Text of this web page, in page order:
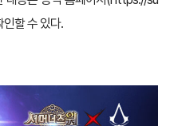
인할 수 있다.